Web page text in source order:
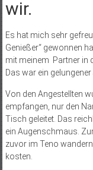
wir.
Es hat mich sehr
Genießer“ gewonnen
mit meinem Partner in
Das war ein
Von den Angestellten
empfangen, nur den
Tisch geleitet. Das
ein Augenschmaus.
zuvor im Teno
kosten.